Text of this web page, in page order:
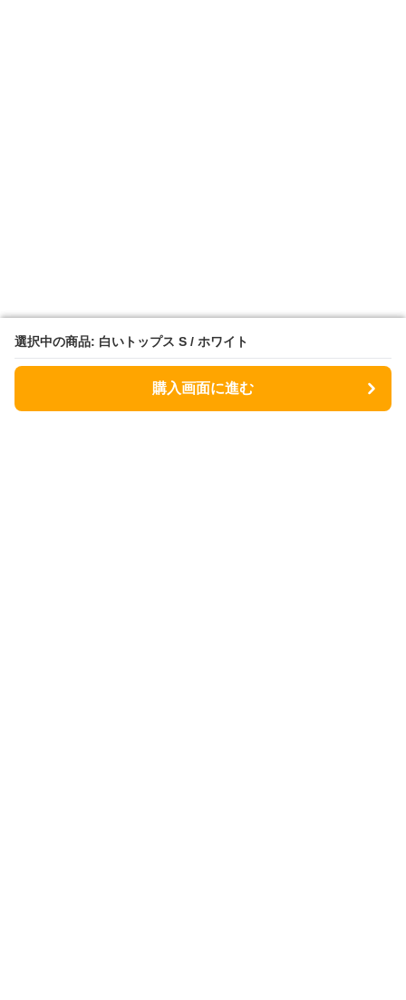
選択中の商品: 白いトップス S / ホワイト
購入画面に進む
選択中の商品: 白いトップス S / ホワイト
購入画面に進む